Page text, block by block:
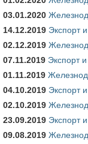
03.01.2020
14.12.2019 Экспорт
02.12.2019
07.11.2019 Экспорт
01.11.2019
04.10.2019 Экспорт
02.10.2019
23.09.2019 Экспорт
09.08.2019